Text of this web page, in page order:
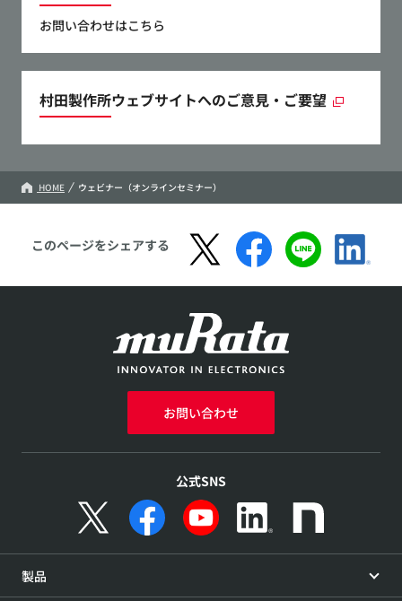
お問い合わせはこちら
村田製作所ウェブサイトへのご意見・ご要望
HOME ウェビナー（オンラインセミナー）
このページをシェアする
お問い合わせ
公式SNS
製品